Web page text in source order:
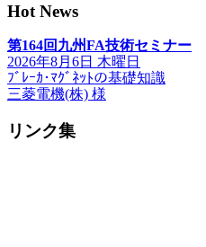
Hot News
第164回九州FA技術セミナー
2026年8月6日 木曜日
ﾌﾞﾚｰｶ･ﾏｸﾞﾈｯﾄの基礎知識
三菱電機(株) 様
リンク集